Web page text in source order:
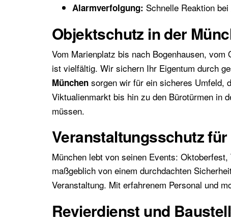
Alarmverfolgung: Schnelle Reaktion
Objektschutz in der
Vom Marienplatz bis nach Bogenhausen,
ist vielfältig. Wir sichern Ihr Eigentum durch
München sorgen wir für ein sicheres Umfeld,
Viktualienmarkt bis hin zu den Bürotürmen in
müssen.
Veranstaltungsschutz
München lebt von seinen Events:
maßgeblich von einem durchdachten
Veranstaltung. Mit erfahrenem Personal und
Revierdienst und